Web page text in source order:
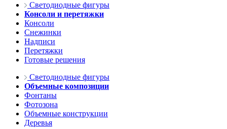
Светодиодные фигуры
Консоли и перетяжки
Консоли
Снежинки
Надписи
Перетяжки
Готовые решения
Светодиодные фигуры
Объемные композиции
Фонтаны
Фотозона
Объемные конструкции
Деревья